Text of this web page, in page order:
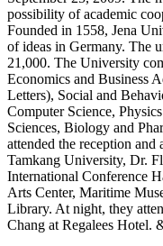
possibility of academic
Founded in 1558, Jena
of ideas in Germany. The
21,000. The University
Economics and Business
Letters), Social and
Computer Science,
Sciences, Biology and
attended the reception and
Tamkang University, Dr.
International Conference
Arts Center, Maritime
Library. At night, they
Chang at Regalees Hotel.